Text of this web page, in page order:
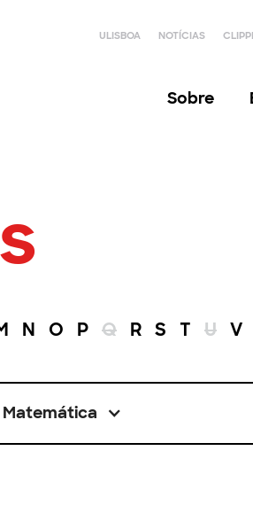
ULISBOA NOTÍCIAS
Sobre
N O P Q R S T U V
Matemática